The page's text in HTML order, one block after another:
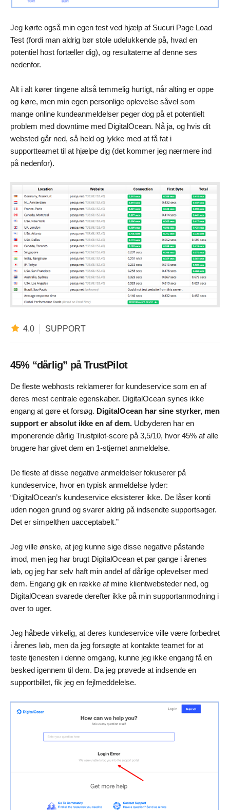
Jeg kørte også min egen test ved hjælp af Sucuri Page Load
Test (fordi man aldrig bør stole udelukkende på, hvad en
potentiel host fortæller dig), og resultaterne af denne ses
nedenfor.
Alt i alt kører tingene altså temmelig hurtigt, når alting er oppe
og køre, men min egen personlige oplevelse såvel som
mange online kundeanmeldelser peger dog på et potentielt
problem med downtime med DigitalOcean. Nå ja, og hvis dit
websted går ned, så held og lykke med at få fat i
supportteamet til at hjælpe dig (det kommer jeg nærmere ind
på nedenfor).
4.0 SUPPORT
45% “dårlig” på TrustPilot
De fleste webhosts reklamerer for kundeservice som en af
deres mest centrale egenskaber. DigitalOcean synes ikke
engang at gøre et forsøg. DigitalOcean har sine styrker, men
support er absolut ikke en af dem. Udbyderen har en
imponerende dårlig Trustpilot-score på 3,5/10, hvor 45% af alle
brugere har givet dem en 1-stjernet anmeldelse.
De fleste af disse negative anmeldelser fokuserer på
kundeservice, hvor en typisk anmeldelse lyder:
“DigitalOcean’s kundeservice eksisterer ikke. De låser konti
uden nogen grund og svarer aldrig på indsendte supportsager.
Det er simpelthen uacceptabelt.”
Jeg ville ønske, at jeg kunne sige disse negative påstande
imod, men jeg har brugt DigitalOcean et par gange i årenes
løb, og jeg har selv haft min andel af dårlige oplevelser med
dem. Engang gik en række af mine klientwebsteder ned, og
DigitalOcean svarede derefter ikke på min supportanmodning i
over to uger.
Jeg håbede virkelig, at deres kundeservice ville være forbedret
i årenes løb, men da jeg forsøgte at kontakte teamet for at
teste tjenesten i denne omgang, kunne jeg ikke engang få en
besked igennem til dem. Da jeg prøvede at indsende en
supportbillet, fik jeg en fejlmeddelelse.